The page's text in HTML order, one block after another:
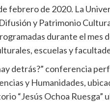
febrero de 2020. La
y Patrimonio
durante el mes
escuelas y
detrás?” conferencia
y Humanidades,
“Jesús Ochoa